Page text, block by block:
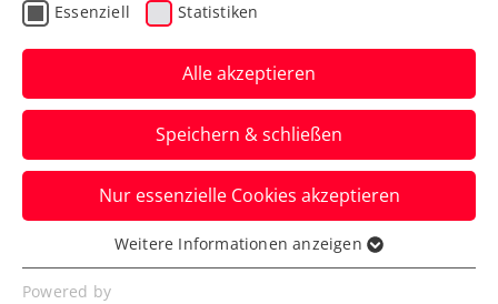
Wimbledon: Erler
schrammt an
Viertelfinalpremiere
vorbei
Österreichs Nummer eins im Doppel
unterliegt im Achtelfinale knapp mit 5:7
im dritten Satz.
Essenziell Statistiken
Alle akzeptieren
Speichern & schließen
Nur essenzielle Cookies akzeptieren
Essenziell
Essenzielle Cookies werden für grundlegende
Weitere Informationen anzeigen
Powered by